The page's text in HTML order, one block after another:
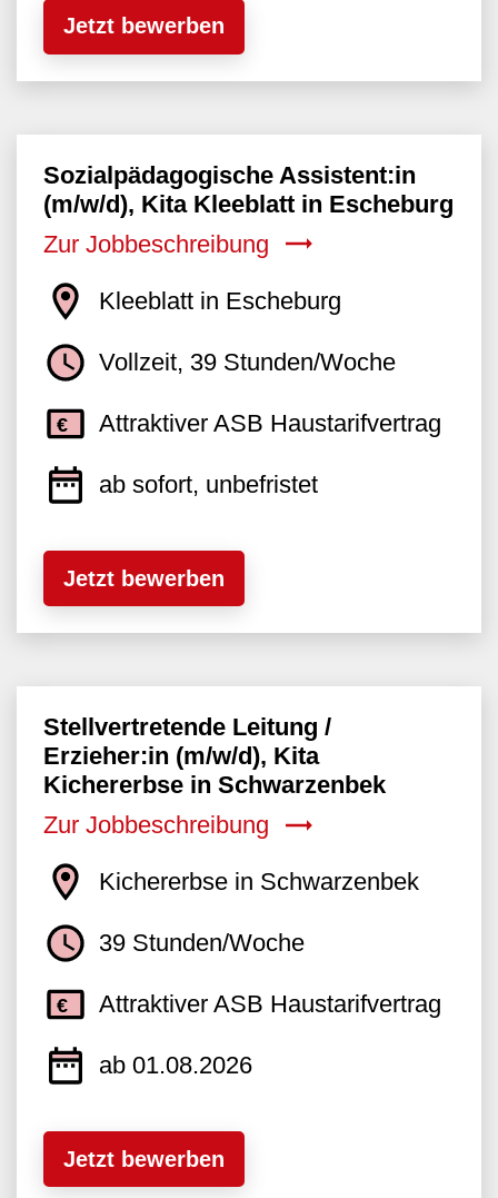
Jetzt bewerben
Sozialpädagogische Assistent:in
(m/w/d), Kita Kleeblatt in Escheburg
Zur Jobbeschreibung
Kleeblatt in Escheburg
Vollzeit, 39 Stunden/Woche
Attraktiver ASB Haustarifvertrag
ab sofort, unbefristet
Jetzt bewerben
Stellvertretende Leitung /
Erzieher:in (m/w/d), Kita
Kichererbse in Schwarzenbek
Zur Jobbeschreibung
Kichererbse in Schwarzenbek
39 Stunden/Woche
Attraktiver ASB Haustarifvertrag
ab 01.08.2026
Jetzt bewerben